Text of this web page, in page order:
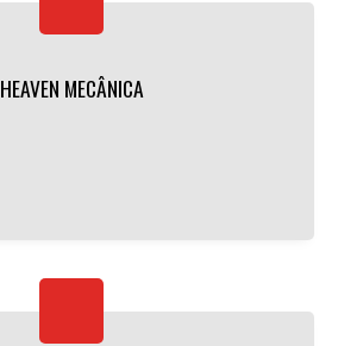
HEAVEN MECÂNICA